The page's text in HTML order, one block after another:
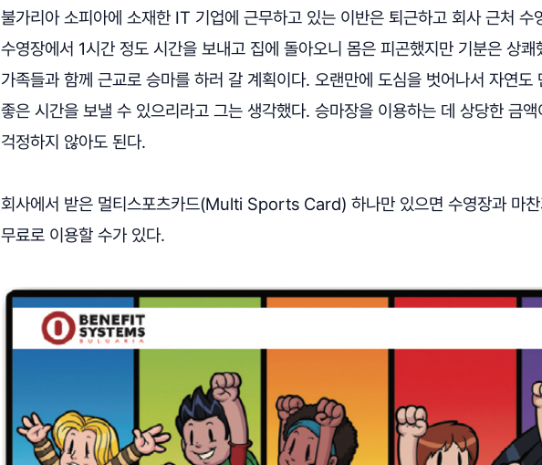
불가리아 소피아에 소재한 IT 기업에 근무하고 있는 이반은 퇴근하고 회사 근처 수
수영장에서 1시간 정도 시간을 보내고 집에 돌아오니 몸은 피곤했지만 기분은 상
가족들과 함께 근교로 승마를 하러 갈 계획이다. 오랜만에 도심을 벗어나서 자연도
좋은 시간을 보낼 수 있으리라고 그는 생각했다. 승마장을 이용하는 데 상당한 금
걱정하지 않아도 된다.
회사에서 받은 멀티스포츠카드(Multi Sports Card) 하나만 있으면 수영장과 마찬
무료로 이용할 수가 있다.